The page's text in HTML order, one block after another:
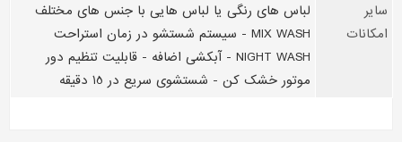
سایر
امکانات
لباس های رنگی یا لباس هایی با جنس های مختلف
MIX WASH - سیستم شستشو در زمان استراحت
NIGHT WASH - آبکشی اضافه - قابلیت تنظیم دور
موتور خشک کن - شستشوی سریع در 15 دقیقه